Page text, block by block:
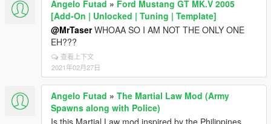
Angelo Futad » Ford Mustang GT MK.V 2005
[Add-On | Unlocked | Tuning | Template]
@MrTaserWHOAA SO I AM NOT THE ONLY ONE
EH???
查看上下文
2021年02月27日
Angelo Futad » The Martial Law Mod (Army
Spawns along with Police)
Is this Martial Law mod inspired by the Philippines